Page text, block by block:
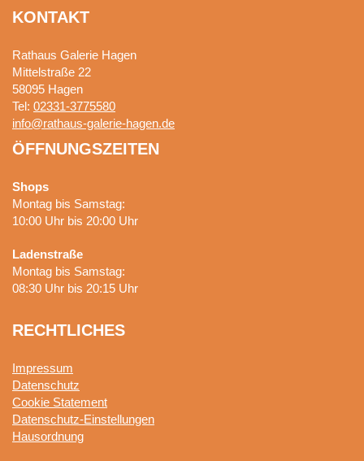
KONTAKT
Rathaus Galerie Hagen
Mittelstraße 22
58095 Hagen
Tel: 02331-3775580
info@rathaus-galerie-hagen.de
ÖFFNUNGSZEITEN
Shops
Montag bis Samstag:
10:00 Uhr bis 20:00 Uhr
Ladenstraße
Montag bis Samstag:
08:30 Uhr bis 20:15 Uhr
RECHTLICHES
Impressum
Datenschutz
Cookie Statement
Datenschutz-Einstellungen
Hausordnung